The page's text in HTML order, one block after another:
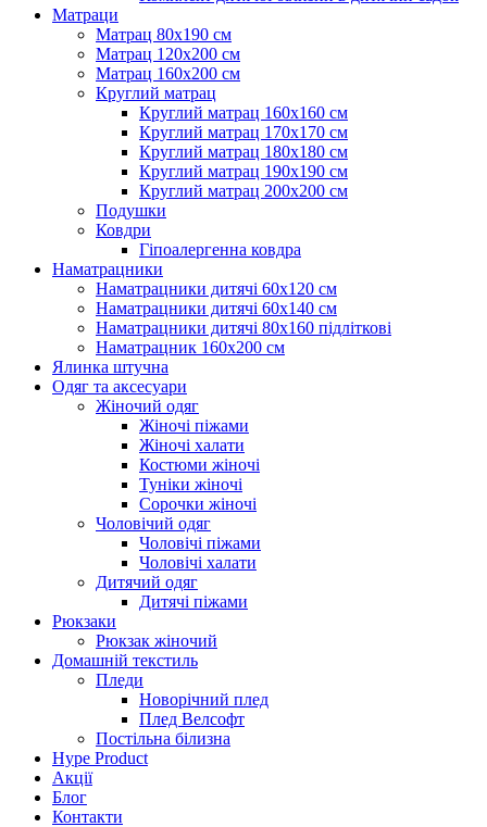
Матраци
Матрац 80х190 см
Матрац 120х200 см
Матрац 160х200 см
Круглий матрац
Круглий матрац 160х160 см
Круглий матрац 170х170 см
Круглий матрац 180х180 см
Круглий матрац 190х190 см
Круглий матрац 200х200 см
Подушки
Ковдри
Гіпоалергенна ковдра
Наматрацники
Наматрацники дитячі 60х120 см
Наматрацники дитячі 60х140 см
Наматрацники дитячі 80х160 підліткові
Наматрацник 160х200 см
Ялинка штучна
Одяг та аксесуари
Жіночий одяг
Жіночі піжами
Жіночі халати
Костюми жіночі
Туніки жіночі
Сорочки жіночі
Чоловічий одяг
Чоловічі піжами
Чоловічі халати
Дитячий одяг
Дитячі піжами
Рюкзаки
Рюкзак жіночий
Домашній текстиль
Пледи
Новорічний плед
Плед Велсофт
Постільна білизна
Hype Product
Акції
Блог
Контакти